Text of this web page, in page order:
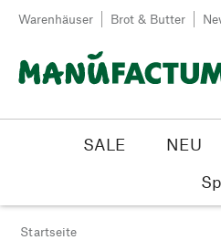
Zum Inhalt springen
Warenhäuser Brot & Butter
SALE NEU
Startseite